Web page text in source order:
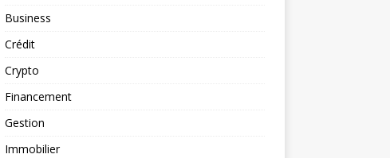
Business
Crédit
Crypto
Financement
Gestion
Immobilier